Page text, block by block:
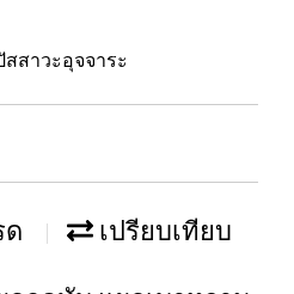
สาวะอุจจาระ
ด เปรียบเทียบ